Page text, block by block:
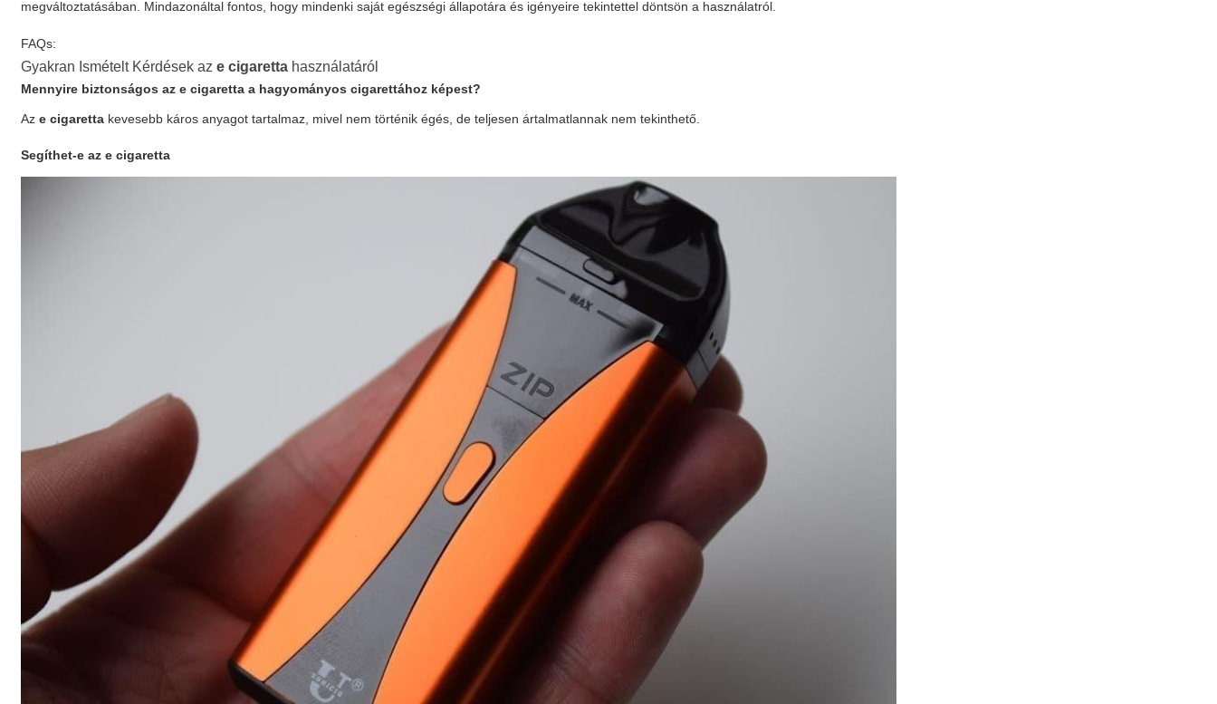
megváltoztatásában. Mindazonáltal fontos, hogy mindenki saját egészségi állapotára és igényeire tekintettel döntsön a használatról.
FAQs:
Gyakran Ismételt Kérdések aze cigaretta használatáról
Mennyire biztonságos aze cigaretta a hagyományos cigarettához képest?
Aze cigaretta kevesebb káros anyagot tartalmaz, mivel nem történik égés, de teljesen ártalmatlannak nem tekinthető.
Segíthet-e aze cigaretta